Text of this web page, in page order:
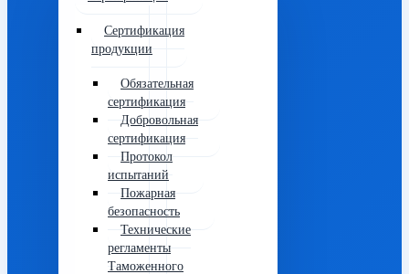
Сертификация
продукции
Обязательная
сертификация
Добровольная
сертификация
Протокол
испытаний
Пожарная
безопасность
Технические
регламенты
Таможенного